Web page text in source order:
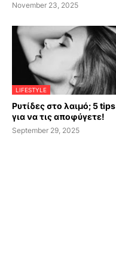
November 23, 2025
LIFESTYLE
Ρυτίδες στο λαιμό; 5 tips
για να τις αποφύγετε!
September 29, 2025